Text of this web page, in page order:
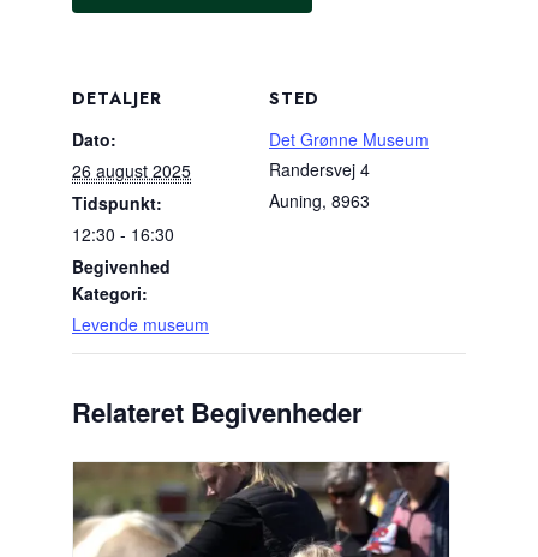
DETALJER
Dato:
26 august 2025
Tidspunkt:
12:30 - 16:30
Begivenhed
Kategori:
Levende museum
STED
Det Grønne Museum
Randersvej 4
Auning, 8963
Relateret Begivenheder